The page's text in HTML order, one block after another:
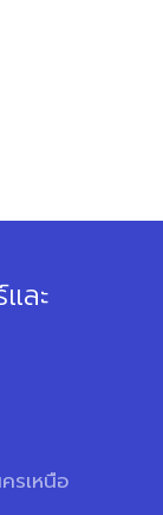
ละ
รเหนือ